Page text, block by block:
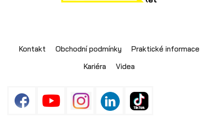
Sklápěcí přívěsy
Kontakt Obchodní podmínky
Praktické informace
Kariéra
Videa